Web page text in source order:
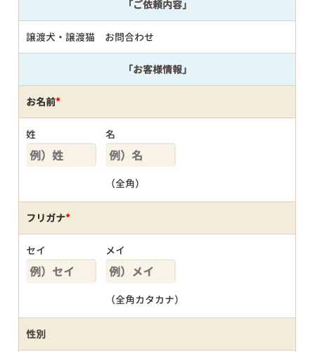
「ご依頼内容」
譲渡犬・譲渡猫 お問合わせ
「お客様情報」
お名前*
姓 名
（全角）
フリガナ*
セイ メイ
（全角カタカナ）
性別